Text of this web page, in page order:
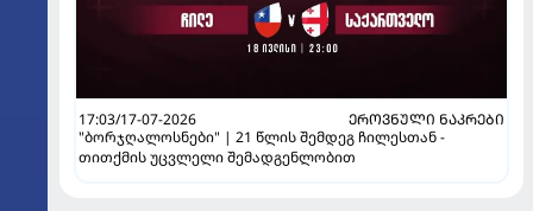
17:03/17-07-2026
ᲔᲠᲝᲕᲜᲣᲚᲘ ᲜᲐᲙᲠᲔᲑᲘ
"ბორჯღალოსნები" | 21 წლის შემდეგ ჩილესთან -
თითქმის უცვლელი შემადგენლობით